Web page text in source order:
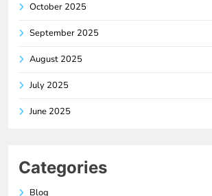
October 2025
September 2025
August 2025
July 2025
June 2025
Categories
Blog